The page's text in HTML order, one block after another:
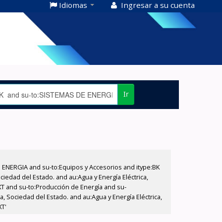
Idiomas Ingresar a su cuenta
Ir
and su-to:Equipos y Accesorios and itype:BK
del Estado. and au:Agua y Energía Eléctrica,
and su-to:Producción de Energía and su-
del Estado. and au:Agua y Energía Eléctrica,